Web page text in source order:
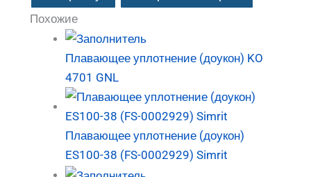
Похожие
Плавающее уплотнение (доукон) KO
4701 GNL
Плавающее уплотнение (доукон)
ES100-38 (FS-0002929) Simrit